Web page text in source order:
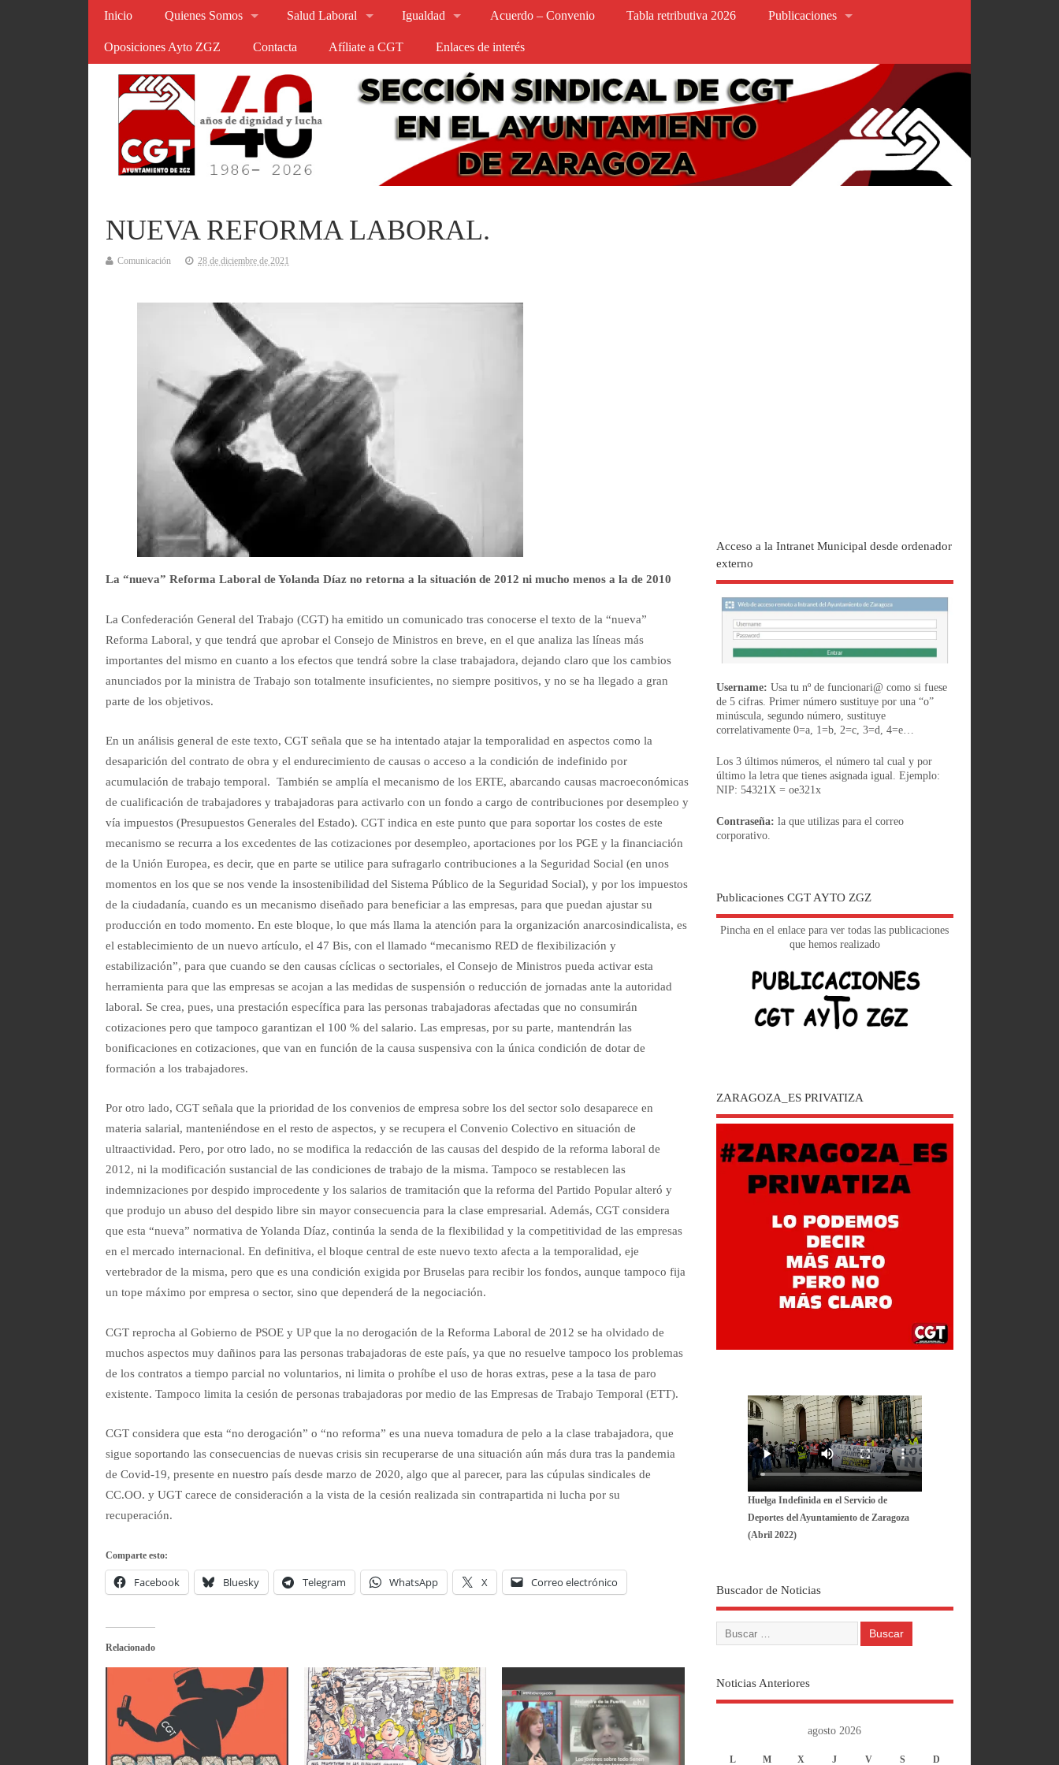
Inicio Quienes Somos Salud Laboral Igualdad Acuerdo – Convenio Tabla retributiva 2026 Publicaciones
Oposiciones Ayto ZGZ Contacta Afíliate a CGT Enlaces de interés
NUEVA REFORMA LABORAL.
Comunicación 28 de diciembre de 2021
La “nueva” Reforma Laboral de Yolanda Díaz no retorna a la situación de 2012 ni mucho menos a la de 2010
La Confederación General del Trabajo (CGT) ha emitido un comunicado tras conocerse el texto de la “nueva”
Reforma Laboral, y que tendrá que aprobar el Consejo de Ministros en breve, en el que analiza las líneas más
importantes del mismo en cuanto a los efectos que tendrá sobre la clase trabajadora, dejando claro que los cambios
anunciados por la ministra de Trabajo son totalmente insuficientes, no siempre positivos, y no se ha llegado a gran
parte de los objetivos.
En un análisis general de este texto, CGT señala que se ha intentado atajar la temporalidad en aspectos como la
desaparición del contrato de obra y el endurecimiento de causas o acceso a la condición de indefinido por
acumulación de trabajo temporal. También se amplía el mecanismo de los ERTE, abarcando causas macroeconómicas
de cualificación de trabajadores y trabajadoras para activarlo con un fondo a cargo de contribuciones por desempleo y
vía impuestos (Presupuestos Generales del Estado). CGT indica en este punto que para soportar los costes de este
mecanismo se recurra a los excedentes de las cotizaciones por desempleo, aportaciones por los PGE y la financiación
de la Unión Europea, es decir, que en parte se utilice para sufragarlo contribuciones a la Seguridad Social (en unos
momentos en los que se nos vende la insostenibilidad del Sistema Público de la Seguridad Social), y por los impuestos
de la ciudadanía, cuando es un mecanismo diseñado para beneficiar a las empresas, para que puedan ajustar su
producción en todo momento. En este bloque, lo que más llama la atención para la organización anarcosindicalista, es
el establecimiento de un nuevo artículo, el 47 Bis, con el llamado “mecanismo RED de flexibilización y
estabilización”, para que cuando se den causas cíclicas o sectoriales, el Consejo de Ministros pueda activar esta
herramienta para que las empresas se acojan a las medidas de suspensión o reducción de jornadas ante la autoridad
laboral. Se crea, pues, una prestación específica para las personas trabajadoras afectadas que no consumirán
cotizaciones pero que tampoco garantizan el 100 % del salario. Las empresas, por su parte, mantendrán las
bonificaciones en cotizaciones, que van en función de la causa suspensiva con la única condición de dotar de
formación a los trabajadores.
Por otro lado, CGT señala que la prioridad de los convenios de empresa sobre los del sector solo desaparece en
materia salarial, manteniéndose en el resto de aspectos, y se recupera el Convenio Colectivo en situación de
ultraactividad. Pero, por otro lado, no se modifica la redacción de las causas del despido de la reforma laboral de
2012, ni la modificación sustancial de las condiciones de trabajo de la misma. Tampoco se restablecen las
indemnizaciones por despido improcedente y los salarios de tramitación que la reforma del Partido Popular alteró y
que produjo un abuso del despido libre sin mayor consecuencia para la clase empresarial. Además, CGT considera
que esta “nueva” normativa de Yolanda Díaz, continúa la senda de la flexibilidad y la competitividad de las empresas
en el mercado internacional. En definitiva, el bloque central de este nuevo texto afecta a la temporalidad, eje
vertebrador de la misma, pero que es una condición exigida por Bruselas para recibir los fondos, aunque tampoco fija
un tope máximo por empresa o sector, sino que dependerá de la negociación.
CGT reprocha al Gobierno de PSOE y UP que la no derogación de la Reforma Laboral de 2012 se ha olvidado de
muchos aspectos muy dañinos para las personas trabajadoras de este país, ya que no resuelve tampoco los problemas
de los contratos a tiempo parcial no voluntarios, ni limita o prohíbe el uso de horas extras, pese a la tasa de paro
existente. Tampoco limita la cesión de personas trabajadoras por medio de las Empresas de Trabajo Temporal (ETT).
CGT considera que esta “no derogación” o “no reforma” es una nueva tomadura de pelo a la clase trabajadora, que
sigue soportando las consecuencias de nuevas crisis sin recuperarse de una situación aún más dura tras la pandemia
de Covid-19, presente en nuestro país desde marzo de 2020, algo que al parecer, para las cúpulas sindicales de
CC.OO. y UGT carece de consideración a la vista de la cesión realizada sin contrapartida ni lucha por su
recuperación.
Comparte esto:
Facebook Bluesky Telegram WhatsApp X Correo electrónico
Relacionado
Acceso a la Intranet Municipal desde ordenador
externo
Username: Usa tu nº de funcionari@ como si fuese
de 5 cifras. Primer número sustituye por una “o”
minúscula, segundo número, sustituye
correlativamente 0=a, 1=b, 2=c, 3=d, 4=e…
Los 3 últimos números, el número tal cual y por
último la letra que tienes asignada igual. Ejemplo:
NIP: 54321X = oe321x
Contraseña: la que utilizas para el correo
corporativo.
Publicaciones CGT AYTO ZGZ
Pincha en el enlace para ver todas las publicaciones
que hemos realizado
ZARAGOZA_ES PRIVATIZA
Huelga Indefinida en el Servicio de
Deportes del Ayuntamiento de Zaragoza
(Abril 2022)
Buscador de Noticias
Noticias Anteriores
agosto 2026
L M X J V S
D